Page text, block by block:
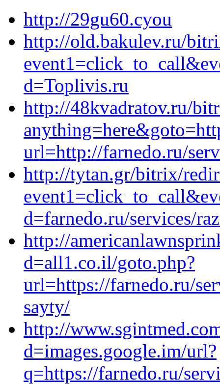
http://29gu60.cyou
http://old.bakulev.ru/
d=Toplivis.ru
http://48kvadratov.ru/
url=http://farnedo.ru/
http://tytan.gr/bitrix/
d=farnedo.ru/services/
http://
d=all1.co.il/goto.php?
url=https://farnedo.ru/
sayty/
http://
d=images.google.im/url?
q=https://farnedo.ru/